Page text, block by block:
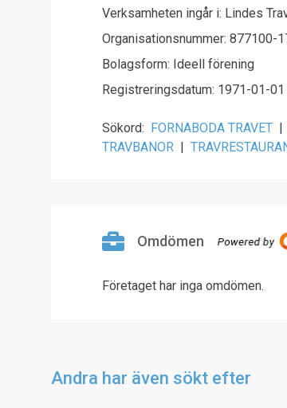
Verksamheten ingår i: Lindes
Organisationsnummer: 877100-
Bolagsform: Ideell förening
Registreringsdatum: 1971-01-01
Sökord: FORNABODA TRAVET |
TRAVBANOR |
Omdömen
Företaget har inga omdömen.
Andra har även sökt efter